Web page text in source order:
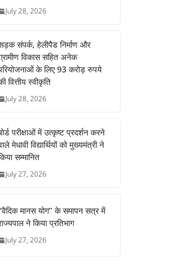
July 28, 2026
संपर्क, हेलीपैड निर्माण और
विकास सहित अनेक
के लिए 93 करोड़ रुपये
वित्तीय स्वीकृति
July 28, 2026
परीक्षाओं में उत्कृष्ट प्रदर्शन करने
मेधावी विद्यार्थियों को मुख्यमंत्री ने
सम्मानित
July 27, 2026
मानस योग’’ के समापन सत्र में
ने किया प्रतिभाग
July 27, 2026